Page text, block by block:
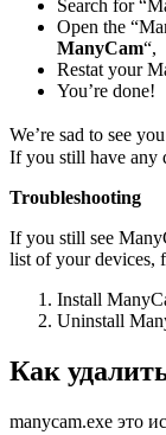
Search for
Open the
ManyCam“,
Restat your
You’re done!
We’re sad to see
If you still have any
Troubleshooting
If you still see
list of your devices,
Install
Uninstall
Как
manycam.exe это